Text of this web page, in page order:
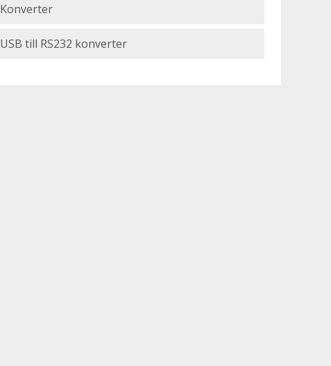
Konverter
USB till RS232 konverter